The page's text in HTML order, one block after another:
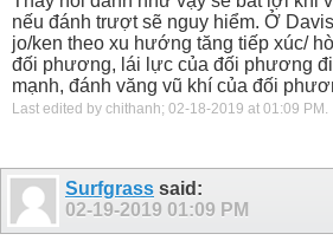
nếu đánh trượt sẽ nguy hiểm. Ở
jo/ken theo xu hướng tăng tiếp xúc/
đối phương, lái lực của đối phương
mạnh, đánh văng vũ khí của đối
Last edited by chithanh; 02-18-2019 at 01:09 PM .
Surfgrass said:
02-19-2019 01:09 PM